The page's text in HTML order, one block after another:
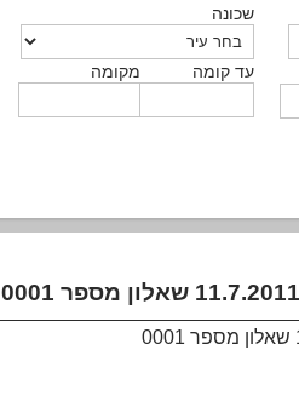
שכונה
מקומה עד קומה
שכונה
מקומה עד קומה
שכונה
מקומה עד קומה
שכונה
מקומה עד קומה
מקומה
שכונה
טקסט חופשי
שכונה
מקומה עד קומה